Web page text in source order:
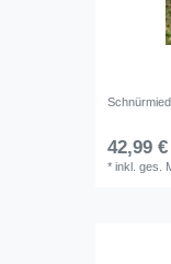
42,99
*inkl. ges.